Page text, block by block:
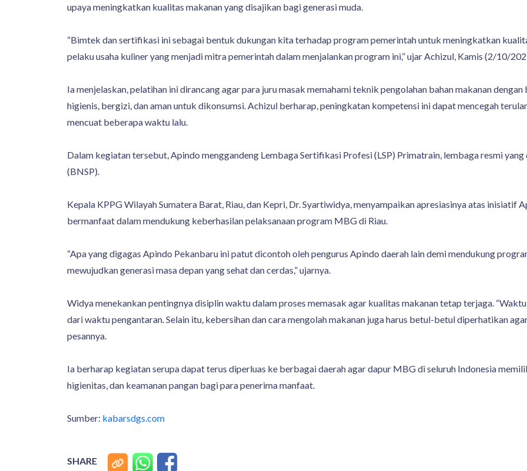
upaya meningkatkan kualitas makanan yang disajikan bagi generasi muda.
“Bimtek dan sertifikasi ini sebagai bentuk dukungan kita terhadap program pemerintah untuk meningkatkan
pelaku usaha kuliner yang menjadi mitra pemerintah dalam menjalankan program ini,” ujar Achizul, Kamis (2/10/
Ia menjelaskan, pelatihan ini dirancang agar para juru masak memahami teknik pengolahan bahan makanan
higienis, bergizi, dan aman untuk dikonsumsi. Achizul berharap, peningkatan kompetensi ini dapat mencegah
mencuat beberapa waktu lalu.
Dalam kegiatan tersebut, Apindo menggandeng Lembaga Sertifikasi Profesi (LSP) Primatrain, lembaga resmi
(BNSP).
Kepala KPPG Wilayah Sumatera Barat, Riau, dan Kepri, Dr. Syartiwidya, menyampaikan apresiasinya atas inisiatif
bermanfaat dalam mendukung keberhasilan pelaksanaan program MBG di Riau.
“Apa yang digagas Apindo Pekanbaru ini patut dicontoh oleh pengurus Apindo daerah lain demi mendukung
mewujudkan generasi masa depan yang sehat dan cerdas,” ujarnya.
Widya menekankan pentingnya disiplin waktu dalam proses memasak agar kualitas makanan tetap terjaga.
dari waktu pengantaran. Selain itu, kebersihan dan cara mengolah makanan juga harus betul-betul diperhatikan
pesannya.
Ia berharap kegiatan serupa dapat terus diperluas ke berbagai daerah agar dapur MBG di seluruh Indonesia
higienitas, dan keamanan pangan bagi para penerima manfaat.
Sumber: kabarsdgs.com
SHARE